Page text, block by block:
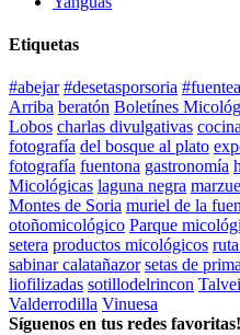
Etiquetas
#abejar #desetasporsoria
Arriba beratón Boletínes
Lobos charlas divulgativas
fotografía del bosque al plato
fotografía fuentona gastronomía
Micológicas laguna negra
Montes de Soria muriel de la
otoñomicológico Parque
setera productos micológicos
sabinar calatañazor setas de
liofilizadas sotillodelrincon
Valderrodilla Vinuesa
Síguenos en tus redes favoritas!